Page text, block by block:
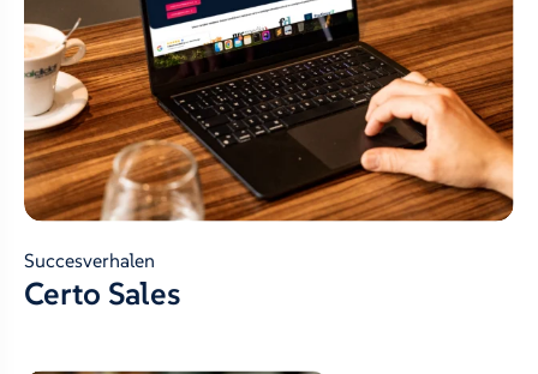
Succesverhalen
Certo Sales